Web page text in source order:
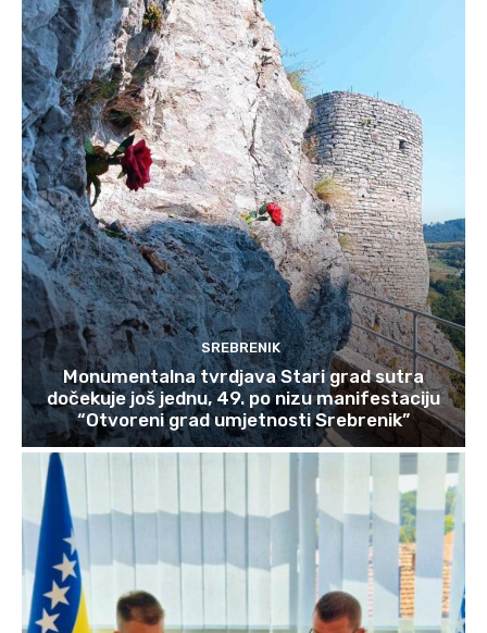
SREBRENIK
Monumentalna tvrdjava Stari grad sutra
dočekuje još jednu, 49. po nizu manifestaciju
“Otvoreni grad umjetnosti Srebrenik”